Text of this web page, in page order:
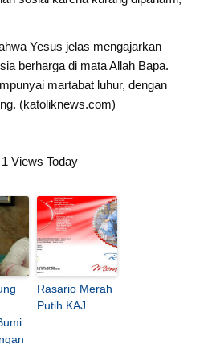
Yesus jelas mengajarkan
berharga di mata Allah Bapa.
martabat luhur, dengan
(katoliknews.com)
1 Views Today
Rasario Merah
Putih KAJ